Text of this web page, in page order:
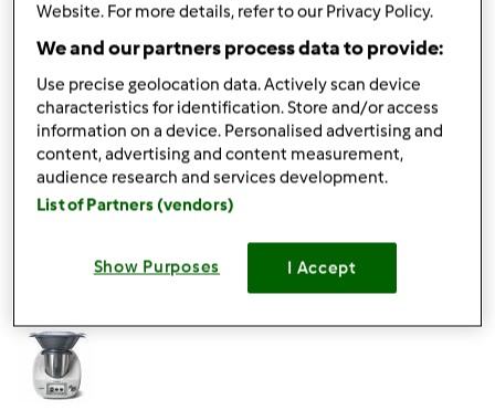
Życzymy Ci przyjemnego dnia i miłego gotowania z
Thermomixem.
Pozdrawiamy,
Góra strony
Website. For more details, refer to our Privacy Policy.
We and our partners process data to provide:
Use precise geolocation data. Actively scan device
characteristics for identification. Store and/or access
information on a device. Personalised advertising and
content, advertising and content measurement,
audience research and services development.
List of Partners (vendors)
Show Purposes I Accept